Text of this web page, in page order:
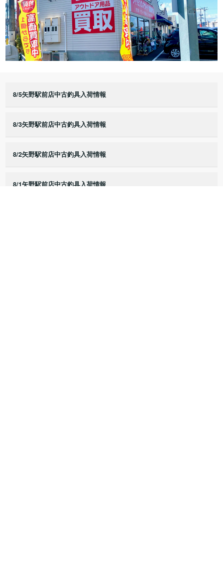
8/5矢野駅前店中古釣具入荷情報
8/3矢野駅前店中古釣具入荷情報
8/2矢野駅前店中古釣具入荷情報
8/1矢野駅前店中古釣具入荷情報